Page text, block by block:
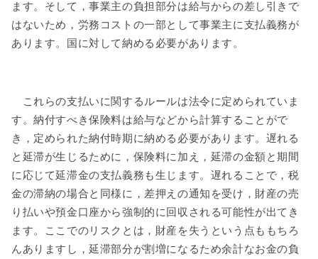
ます。そして，事業主の負担部分は給与からの差し引きで
はないため，労務コストの一部として事業主に支払義務が
あります。国に対して納める必要があります。
これらの支払いに関するルールは法令に定められていま
す。納付すべき保険料は給与などから計算することがで
き，定められた納付時期に納める必要があります。遅れる
と延滞が生じるために，保険料に加え，延滞の金額と期間
に応じて延滞金の支払義務も生じます。遅れることで，税
金の滞納の場合と同様に，差押えの通知を受け，財産の売
り払いや預金口座から強制的に回収される可能性が出てき
ます。ここでのリスクとは，財産を失うという点ももちろ
んありますし，延滞部分が割増になるため余計なお金の負